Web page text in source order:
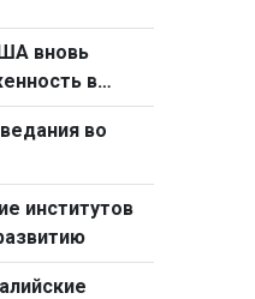
вновь
в
во
институтов